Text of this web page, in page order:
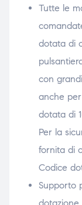
Tutte le
dotata di
con
anche
dotata di
Per la
fornita di
Codice
Supporto